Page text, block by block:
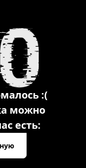
:(
можно
есть: